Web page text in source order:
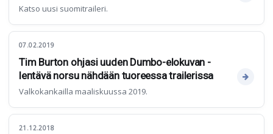
Katso uusi suomitraileri.
07.02.2019
Tim Burton ohjasi uuden Dumbo-elokuvan -
lentävä norsu nähdään tuoreessa trailerissa
Valkokankailla maaliskuussa 2019.
21.12.2018